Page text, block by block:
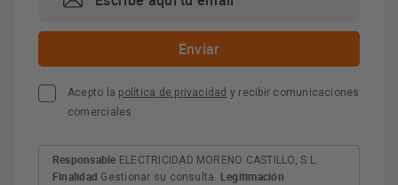
Acepto la política de privacidad y recibir comunicaciones
comerciales
Responsable ELECTRICIDAD MORENO CASTILLO, S.L.
Finalidad Gestionar su consulta. Legitimación